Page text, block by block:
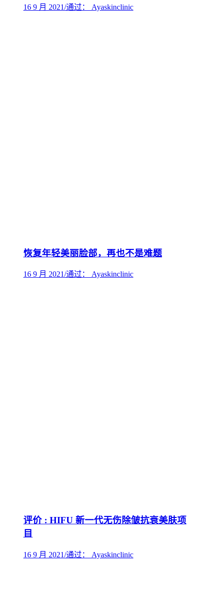
16 9 月 2021/通过： Ayaskinclinic
恢复年轻美丽脸部，再也不是难题
16 9 月 2021/通过： Ayaskinclinic
评价 : HIFU 新一代无伤除皱抗衰美肤项
目
16 9 月 2021/通过： Ayaskinclinic